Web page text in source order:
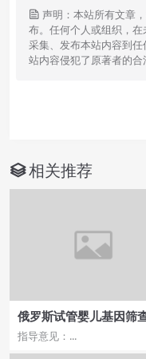
声明：本站所有文章
布。任何个人或组织，在
采集、发布本站内容到
站内容侵犯了原著者的合
相关推荐
俄罗斯试管婴儿基因筛
用与成功率，医院排名哪
更可靠？
指导意见：...